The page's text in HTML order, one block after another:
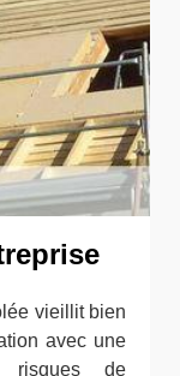
vieillit bien
avec une
risques de